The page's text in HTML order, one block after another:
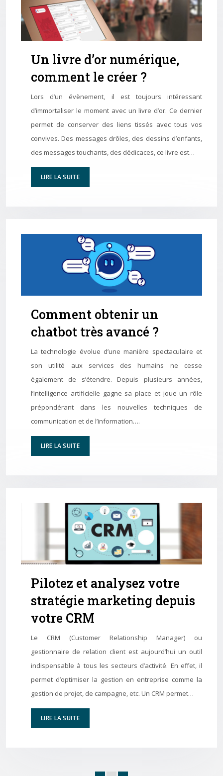
Un livre d’or numérique,
comment le créer ?
Lors d’un évènement, il est toujours intéressant
d’immortaliser le moment avec un livre d’or. Ce dernier
permet de conserver des liens tissés avec tous vos
convives. Des messages drôles, des dessins d’enfants,
des messages touchants, des dédicaces, ce livre est…
LIRE LA SUITE
Comment obtenir un
chatbot très avancé ?
La technologie évolue d’une manière spectaculaire et
son utilité aux services des humains ne cesse
également de s’étendre. Depuis plusieurs années,
l’intelligence artificielle gagne sa place et joue un rôle
prépondérant dans les nouvelles techniques de
communication et de l’information….
LIRE LA SUITE
Pilotez et analysez votre
stratégie marketing depuis
votre CRM
Le CRM (Customer Relationship Manager) ou
gestionnaire de relation client est aujourd’hui un outil
indispensable à tous les secteurs d’activité. En effet, il
permet d’optimiser la gestion en entreprise comme la
gestion de projet, de campagne, etc. Un CRM permet…
LIRE LA SUITE